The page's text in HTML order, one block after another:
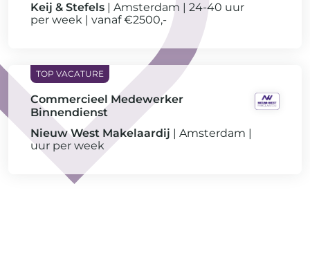
Keij & Stefels
Amsterdam
24-40 uur
per week
vanaf €2500,-
Commercieel Medewerker
Binnendienst
Nieuw West Makelaardij
Amsterdam
uur per week